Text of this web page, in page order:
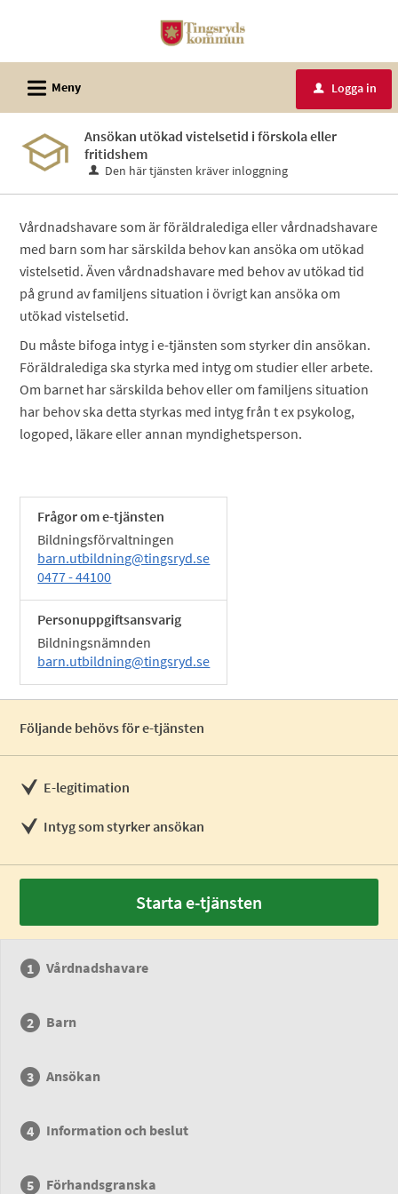
e-
tjänster
-
Tingsryds
kommun
L Meny u Logga in
Ansökan utökad vistelsetid i förskola eller
fritidshem
Den här tjänsten kräver inloggning
Vårdnadshavare som är föräldralediga eller vårdnadshavare
med barn som har särskilda behov kan ansöka om utökad
vistelsetid. Även vårdnadshavare med behov av utökad tid
på grund av familjens situation i övrigt kan ansöka om
utökad vistelsetid.
Du måste bifoga intyg i e-tjänsten som styrker din ansökan.
Föräldralediga ska styrka med intyg om studier eller arbete.
Om barnet har särskilda behov eller om familjens situation
har behov ska detta styrkas med intyg från t ex psykolog,
logoped, läkare eller annan myndighetsperson.
Frågor om e-tjänsten
Bildningsförvaltningen
barn.utbildning@tingsryd.se
0477 - 44100
Personuppgiftsansvarig
Bildningsnämnden
barn.utbildning@tingsryd.se
Följande behövs för e-tjänsten
E-legitimation
Intyg som styrker ansökan
Starta e-tjänsten
Vårdnadshavare
Barn
Ansökan
Information och beslut
Förhandsgranska